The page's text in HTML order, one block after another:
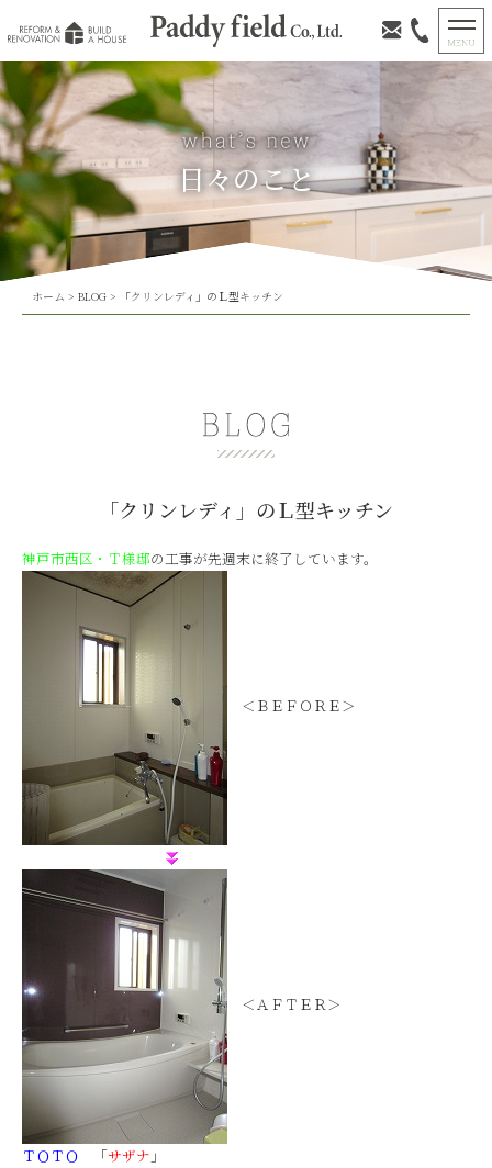
日々のこと
ホーム > BLOG> 「クリンレディ」のＬ型キッチン
「クリンレディ」のＬ型キッチン
神戸市西区・Ｔ様邸の工事が先週末に終了しています。
＜ＢＥＦＯＲＥ＞
＜ＡＦＴＥＲ＞
ＴＯＴＯ 「サザナ 」